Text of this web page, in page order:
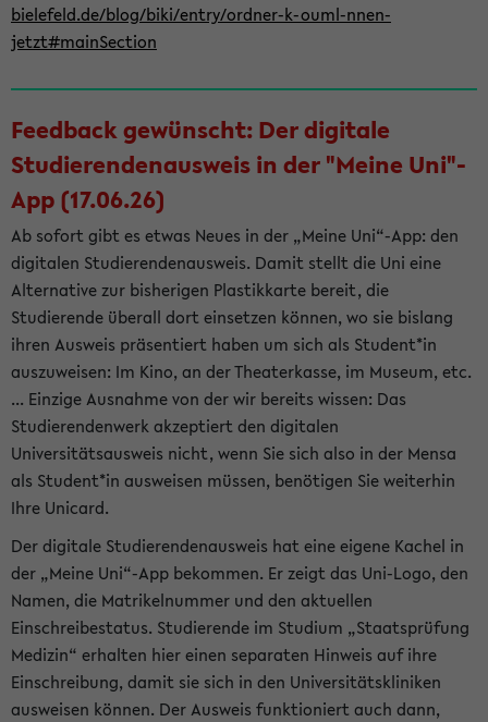
bielefeld.de/blog/biki/entry/ordner-k-ouml-nnen-
jetzt#mainSection
Feedback gewünscht: Der digitale
Studierendenausweis in der "Meine Uni"-
App (17.06.26)
Ab sofort gibt es etwas Neues in der „Meine Uni“-App: den
digitalen Studierendenausweis. Damit stellt die Uni eine
Alternative zur bisherigen Plastikkarte bereit, die
Studierende überall dort einsetzen können, wo sie bislang
ihren Ausweis präsentiert haben um sich als Student*in
auszuweisen: Im Kino, an der Theaterkasse, im Museum, etc.
... Einzige Ausnahme von der wir bereits wissen: Das
Studierendenwerk akzeptiert den digitalen
Universitätsausweis nicht, wenn Sie sich also in der Mensa
als Student*in ausweisen müssen, benötigen Sie weiterhin
Ihre Unicard.
Der digitale Studierendenausweis hat eine eigene Kachel in
der „Meine Uni“-App bekommen. Er zeigt das Uni-Logo, den
Namen, die Matrikelnummer und den aktuellen
Einschreibestatus. Studierende im Studium „Staatsprüfung
Medizin“ erhalten hier einen separaten Hinweis auf ihre
Einschreibung, damit sie sich in den Universitätskliniken
ausweisen können. Der Ausweis funktioniert auch dann,